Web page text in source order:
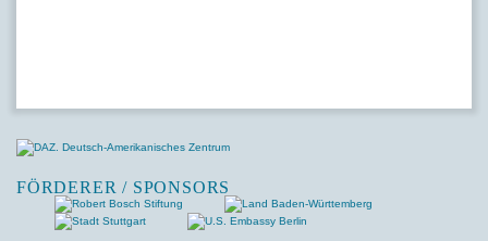
FÖRDERER / SPONSORS